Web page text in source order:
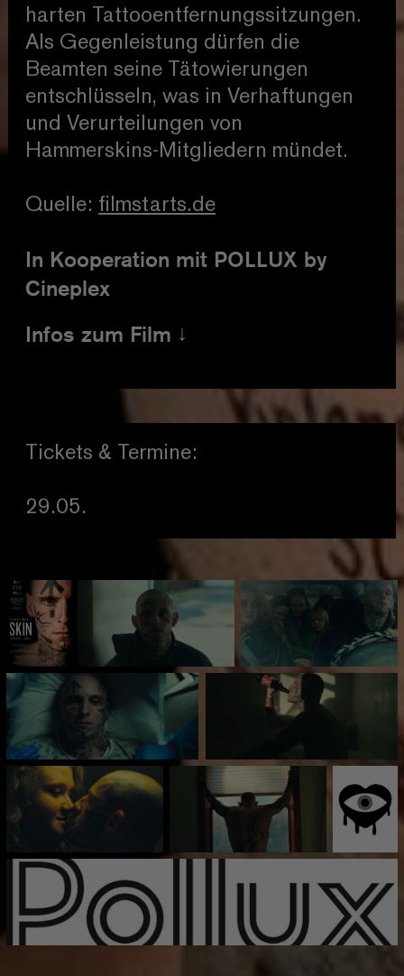
harten Tattooentfernungssitzungen.
Als Gegenleistung dürfen die
Beamten seine Tätowierungen
entschlüsseln, was in Verhaftungen
und Verurteilungen von
Hammerskins-Mitgliedern mündet.
Quelle: filmstarts.de
In Kooperation mit POLLUX by
Cineplex
Infos zum Film
118 Minuten
GenreDrama
Tickets & Termine:
29.05.